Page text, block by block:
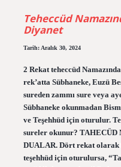
Teheccüd
Diyanet
Tarih: Aralık 30, 2024
2 Rekat teheccüd
rek’atta Sübhaneke, Euzü
sureden zammı sure veya
Sübhaneke okunmadan
ve Teşehhüd için oturulur.
sureler okunur?
DUALAR. Dört rekat olarak
teşehhüd için oturulursa,